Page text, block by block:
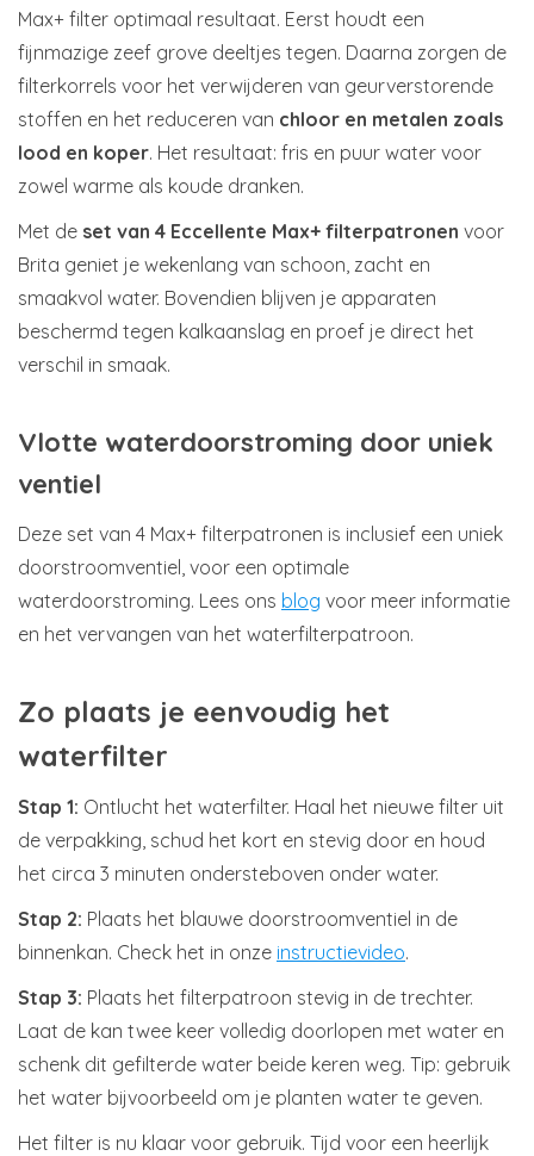
Max+ filter optimaal resultaat. Eerst houdt een
fijnmazige zeef grove deeltjes tegen. Daarna zorgen de
filterkorrels voor het verwijderen van geurverstorende
stoffen en het reduceren van chloor en metalen zoals
lood en koper. Het resultaat: fris en puur water voor
zowel warme als koude dranken.
Met de set van 4 Eccellente Max+ filterpatronen voor
Brita geniet je wekenlang van schoon, zacht en
smaakvol water. Bovendien blijven je apparaten
beschermd tegen kalkaanslag en proef je direct het
verschil in smaak.
Vlotte waterdoorstroming door uniek
ventiel
Deze set van 4 Max+ filterpatronen is inclusief een uniek
doorstroomventiel, voor een optimale
waterdoorstroming. Lees ons blog voor meer informatie
en het vervangen van het waterfilterpatroon.
Zo plaats je eenvoudig het
waterfilter
Stap 1: Ontlucht het waterfilter. Haal het nieuwe filter uit
de verpakking, schud het kort en stevig door en houd
het circa 3 minuten ondersteboven onder water.
Stap 2: Plaats het blauwe doorstroomventiel in de
binnenkan. Check het in onze instructievideo.
Stap 3: Plaats het filterpatroon stevig in de trechter.
Laat de kan twee keer volledig doorlopen met water en
schenk dit gefilterde water beide keren weg. Tip: gebruik
het water bijvoorbeeld om je planten water te geven.
Het filter is nu klaar voor gebruik. Tijd voor een heerlijk